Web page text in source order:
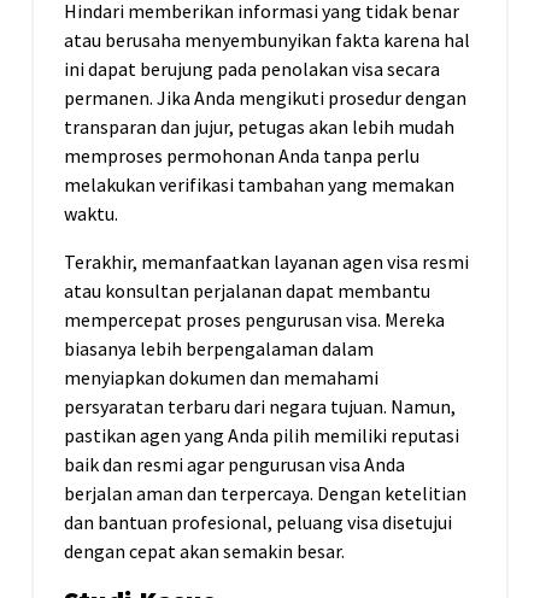
Hindari memberikan informasi yang tidak benar
atau berusaha menyembunyikan fakta karena hal
ini dapat berujung pada penolakan visa secara
permanen. Jika Anda mengikuti prosedur dengan
transparan dan jujur, petugas akan lebih mudah
memproses permohonan Anda tanpa perlu
melakukan verifikasi tambahan yang memakan
waktu.
Terakhir, memanfaatkan layanan agen visa resmi
atau konsultan perjalanan dapat membantu
mempercepat proses pengurusan visa. Mereka
biasanya lebih berpengalaman dalam
menyiapkan dokumen dan memahami
persyaratan terbaru dari negara tujuan. Namun,
pastikan agen yang Anda pilih memiliki reputasi
baik dan resmi agar pengurusan visa Anda
berjalan aman dan terpercaya. Dengan ketelitian
dan bantuan profesional, peluang visa disetujui
dengan cepat akan semakin besar.